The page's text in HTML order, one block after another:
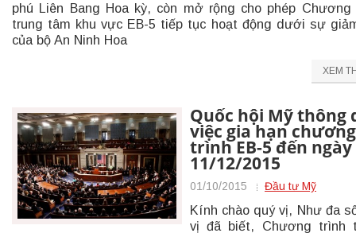
phú Liên Bang Hoa kỳ, còn mở rộng cho phép Chương
trung tâm khu vực EB-5 tiếp tục hoạt động dưới sự
của bộ An Ninh Hoa
XEM
Quốc hội Mỹ thông
việc gia hạn chương
trình EB-5 đến ngày
11/12/2015
01/10/2015 Đầu tư Mỹ
Kính chào quý vị, Như đa
vị đã biết, Chương trình